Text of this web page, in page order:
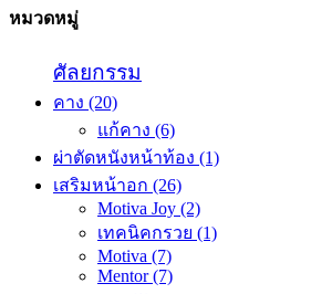
หมวดหมู่
ศัลยกรรม
คาง (20)
แก้คาง (6)
ผ่าตัดหนังหน้าท้อง (1)
เสริมหน้าอก (26)
Motiva Joy (2)
เทคนิคกรวย (1)
Motiva (7)
Mentor(7)